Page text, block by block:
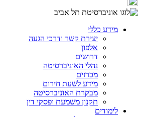
מידע כללי
יצירת קשר ודרכי הגעה
אלפון
דרושים
נהלי האוניברסיטה
מכרזים
מידע לשעת חירום
מבקרת האוניברסיטה
תקנון משמעת ופסקי דין
לימודים